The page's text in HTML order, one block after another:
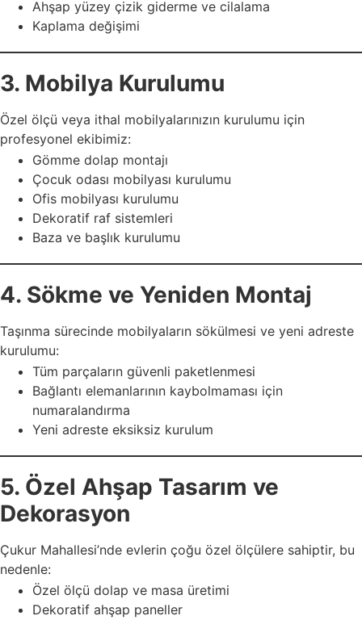
Ahşap yüzey çizik giderme ve cilalama
Kaplama değişimi
3. Mobilya Kurulumu
Özel ölçü veya ithal mobilyalarınızın kurulumu için
profesyonel ekibimiz:
Gömme dolap montajı
Çocuk odası mobilyası kurulumu
Ofis mobilyası kurulumu
Dekoratif raf sistemleri
Baza ve başlık kurulumu
4. Sökme ve Yeniden Montaj
Taşınma sürecinde mobilyaların sökülmesi ve yeni adreste
kurulumu:
Tüm parçaların güvenli paketlenmesi
Bağlantı elemanlarının kaybolmaması için
numaralandırma
Yeni adreste eksiksiz kurulum
5. Özel Ahşap Tasarım ve
Dekorasyon
Çukur Mahallesi’nde evlerin çoğu özel ölçülere sahiptir, bu
nedenle:
Özel ölçü dolap ve masa üretimi
Dekoratif ahşap paneller